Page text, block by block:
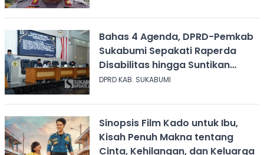
Bahas 4 Agenda, DPRD-Pemkab
Sukabumi Sepakati Raperda
Disabilitas hingga Suntikan
Modal Perum Pesona Wisata
DPRD KAB. SUKABUMI
Sinopsis Film Kado untuk Ibu,
Kisah Penuh Makna tentang
Cinta, Kehilangan, dan Keluarga